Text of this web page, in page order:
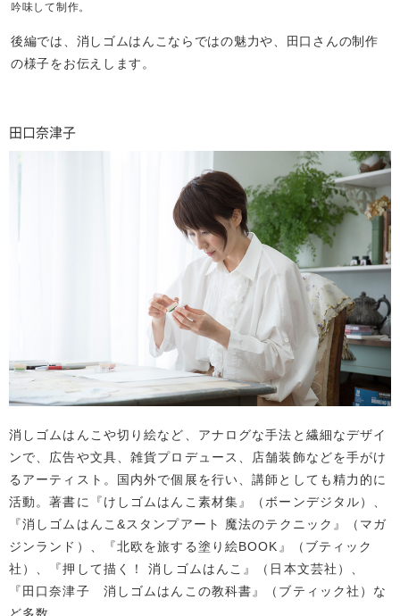
吟味して制作。
後編では、消しゴムはんこならではの魅力や、田口さんの制作
の様子をお伝えします。
田口奈津子
消しゴムはんこや切り絵など、アナログな手法と繊細なデザイ
ンで、広告や文具、雑貨プロデュース、店舗装飾などを手がけ
るアーティスト。国内外で個展を行い、講師としても精力的に
活動。著書に『けしゴムはんこ素材集』（ボーンデジタル）、
『消しゴムはんこ&スタンプアート 魔法のテクニック』（マガ
ジンランド）、『北欧を旅する塗り絵BOOK』（ブティック
社）、『押して描く！ 消しゴムはんこ』（日本文芸社）、
『田口奈津子 消しゴムはんこの教科書』（ブティック社）な